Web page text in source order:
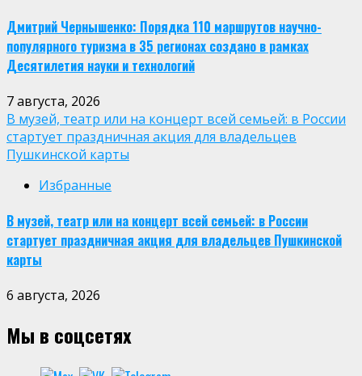
Дмитрий Чернышенко: Порядка 110 маршрутов научно-
популярного туризма в 35 регионах создано в рамках
Десятилетия науки и технологий
7 августа, 2026
В музей, театр или на концерт всей семьей: в России
стартует праздничная акция для владельцев
Пушкинской карты
Избранные
В музей, театр или на концерт всей семьей: в России
стартует праздничная акция для владельцев Пушкинской
карты
6 августа, 2026
Мы в соцсетях